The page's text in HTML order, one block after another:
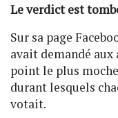
Le verdict est
Sur sa page
avait demandé
point le plus
durant lesquels
votait.